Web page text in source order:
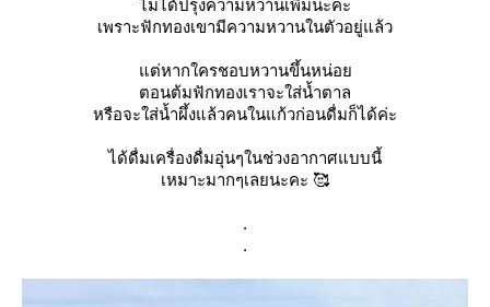
ไม่ได้ปรุงความหวานเพิ่มนะคะ
เพราะฟักทองเขามีความหวานในตัวอยู่แล้ว
แต่หากใครชอบหวานขึ้นหน่อย
ตอนต้มฟักทองเราจะใส่น้ำตาล
หรือจะใส่น้ำผึ้งแล้วคนในแก้วก่อนดื่มก็ได้ค่ะ
ได้ดื่มเครื่องดื่มอุ่นๆในช่วงอากาศแบบนี้
เหมาะมากๆเลยนะคะ 🥰
.
.